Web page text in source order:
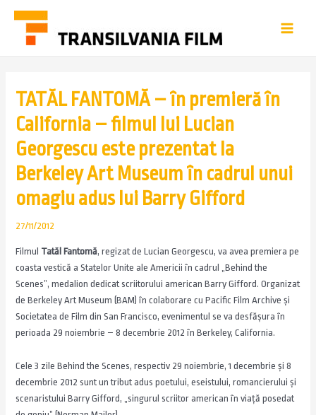
TATĂL FANTOMĂ – în premieră în
California – filmul lui Lucian
Georgescu este prezentat la
Berkeley Art Museum în cadrul unui
omagiu adus lui Barry Gifford
27/11/2012
Filmul Tatăl Fantomă, regizat de Lucian Georgescu, va avea premiera pe
coasta vestică a Statelor Unite ale Americii în cadrul „Behind the
Scenes”, medalion dedicat scriitorului american Barry Gifford. Organizat
de Berkeley Art Museum (BAM) în colaborare cu Pacific Film Archive şi
Societatea de Film din San Francisco, evenimentul se va desfăşura în
perioada 29 noiembrie – 8 decembrie 2012 în Berkeley, California.
Cele 3 zile Behind the Scenes, respectiv 29 noiembrie, 1 decembrie şi 8
decembrie 2012 sunt un tribut adus poetului, eseistului, romancierului şi
scenaristului Barry Gifford, „singurul scriitor american în viață posedat